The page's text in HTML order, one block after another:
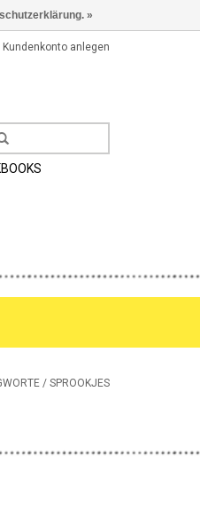
Kundenkonto anlegen
/ SPROOKJES
»